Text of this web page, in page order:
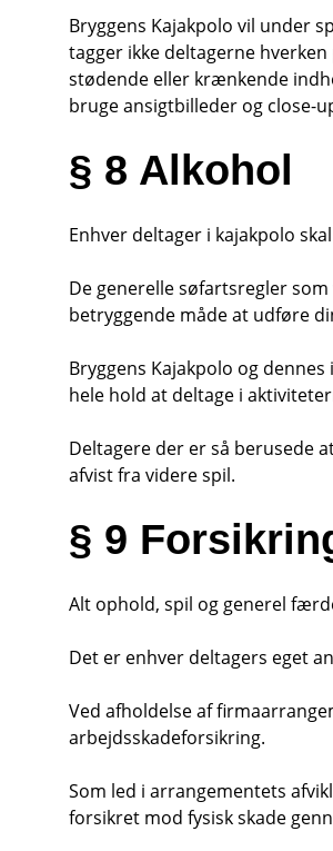
Bryggens Kajakpolo vil under
tagger ikke deltagerne
stødende eller krænkende
bruge ansigtbilleder og close-
§ 8 Alkohol
Enhver deltager i kajakpolo
De generelle søfartsregler
betryggende måde at udføre
Bryggens Kajakpolo og
hele hold at deltage i
Deltagere der er så berusede
afvist fra videre spil.
§ 9
Alt ophold, spil og generel
Det er enhver deltagers eget
Ved afholdelse af
arbejdsskadeforsikring.
Som led i arrangementets
forsikret mod fysisk skade